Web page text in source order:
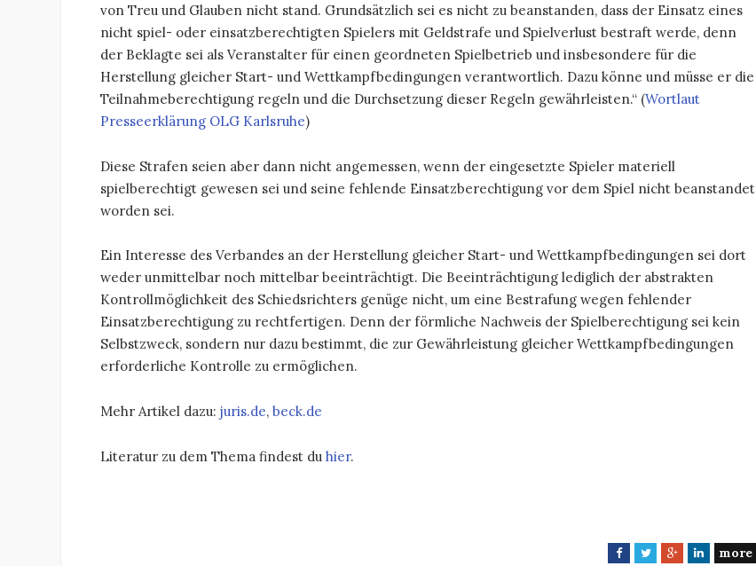
von Treu und Glauben nicht stand. Grundsätzlich sei es nicht zu beanstanden, dass der Einsatz eines
nicht spiel- oder einsatzberechtigten Spielers mit Geldstrafe und Spielverlust bestraft werde, denn
der Beklagte sei als Veranstalter für einen geordneten Spielbetrieb und insbesondere für die
Herstellung gleicher Start- und Wettkampfbedingungen verantwortlich. Dazu könne und müsse er die
Teilnahmeberechtigung regeln und die Durchsetzung dieser Regeln gewährleisten.“ (Wortlaut
Presseerklärung OLG Karlsruhe)
Diese Strafen seien aber dann nicht angemessen, wenn der eingesetzte Spieler materiell
spielberechtigt gewesen sei und seine fehlende Einsatzberechtigung vor dem Spiel nicht beanstandet
worden sei.
Ein Interesse des Verbandes an der Herstellung gleicher Start- und Wettkampfbedingungen sei dort
weder unmittelbar noch mittelbar beeinträchtigt. Die Beeinträchtigung lediglich der abstrakten
Kontrollmöglichkeit des Schiedsrichters genüge nicht, um eine Bestrafung wegen fehlender
Einsatzberechtigung zu rechtfertigen. Denn der förmliche Nachweis der Spielberechtigung sei kein
Selbstzweck, sondern nur dazu bestimmt, die zur Gewährleistung gleicher Wettkampfbedingungen
erforderliche Kontrolle zu ermöglichen.
Mehr Artikel dazu: juris.de, beck.de
Literatur zu dem Thema findest du hier.
F
T
G
L
more